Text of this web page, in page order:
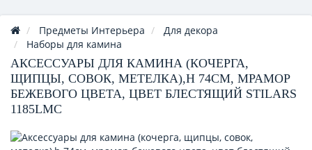
Предметы Интерьера
Для декора
Наборы для камина
АКСЕССУАРЫ ДЛЯ КАМИНА (КОЧЕРГА,
ЩИПЦЫ, СОВОК, МЕТЕЛКА),H 74СМ, МРАМОР
БЕЖЕВОГО ЦВЕТА, ЦВЕТ БЛЕСТЯЩИЙ STILARS
1185LMC